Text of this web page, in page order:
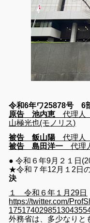
令和6年ワ25878号 6
原告
池内恵 代理人
山極光也(モノリス)
被告
飯山陽 代理人
被告
島田洋一 代理
● 令和６年9月２１日
★令和７年12月１2日
決
１ 令和６年１月29日
https://twitter.com/
外務省は、多少なりと